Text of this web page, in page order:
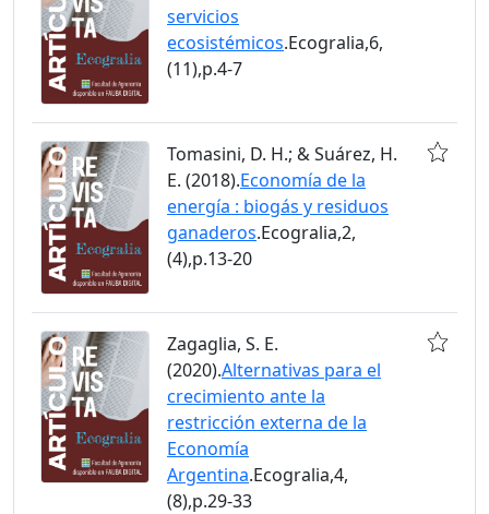
servicios
ecosistémicos.Ecogralia,6,
(11),p.4-7
Tomasini, D. H.; & Suárez, H.
E. (2018).Economía de la
energía : biogás y residuos
ganaderos.Ecogralia,2,
(4),p.13-20
Zagaglia, S. E.
(2020).Alternativas para el
crecimiento ante la
restricción externa de la
Economía
Argentina.Ecogralia,4,
(8),p.29-33